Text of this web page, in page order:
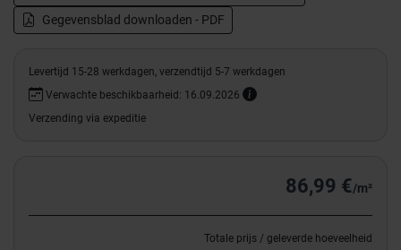
Gegevensblad downloaden - PDF
Levertijd 15-28 werkdagen, verzendtijd 5-7 werkdagen
Verwachte beschikbaarheid: 16.09.2026
Verzending via expeditie
86,99 €/m²
Totale prijs / geleverde hoeveelheid